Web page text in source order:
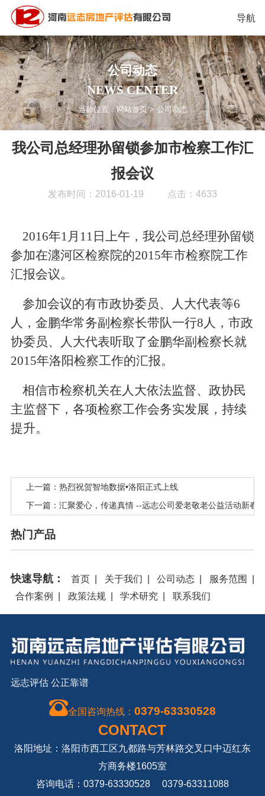
导航
公司动态
NEWS CENTER
当前位置：网站首页> 公司动态
我公司总经理孙留锁参加市检察工作汇
报会议
发布时间：2016-01-19 点击：4633
2016年1月11日上午，我公司总经理孙留锁
参加在瀍河区检察院的2015年市检察院工作
汇报会议。
参加会议的有市政协委员、人大代表等6
人，金鹏华常务副检察长带队一行8人，市政
协委员、人大代表听取了金鹏华副检察长就
2015年洛阳检察工作的汇报。
相信市检察机关在人大依法监督、政协民
主监督下，各项检察工作会务实发展，持续
提升。
上一篇：热烈祝贺智地数据•洛阳正式上线
下一篇：汇聚爱心，传递真情 --远志公司爱老敬老公益活动新春
热门产品
快速导航： 首页 关于我们 公司动态 服务范围
合作案例
政策法规 学术研究 联系我们
远志评估 公正靠谱
全国咨询热线： 0379-63330528
CONTACT
洛阳地址：洛阳市西工区九都路与芳林路交叉口中迈红东
方商务楼1605室
咨询电话：0379-63330528 0379-63311088